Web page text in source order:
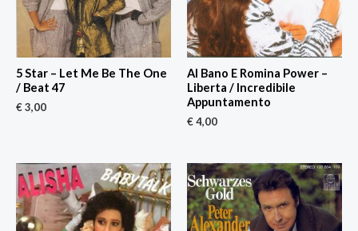
5 Star – Let Me Be The One
/ Beat 47
€3,00
Al Bano E Romina Power –
Liberta / Incredibile
Appuntamento
€4,00